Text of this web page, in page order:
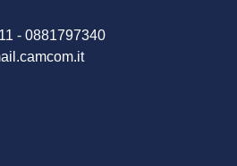
- 0881797340